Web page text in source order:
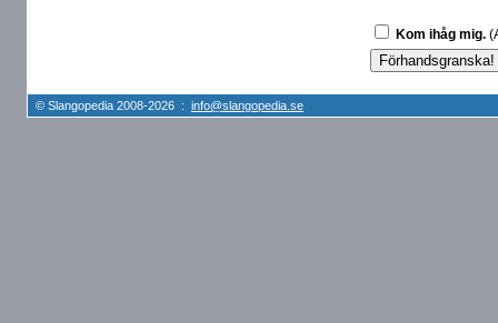
Kom ihåg mig.
© Slangopedia 2008-2026 : info@slangopedia.se